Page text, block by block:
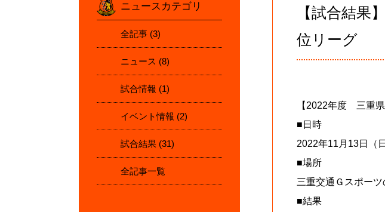
ニュースカテゴリ
全記事 (3)
ニュース (8)
試合情報 (1)
イベント情報 (2)
試合結果 (31)
全記事一覧
【試合結
位リーグ
【2022年度 三重
■日時
2022年11月13日（
■場所
三重交通Ｇスポー
■結果